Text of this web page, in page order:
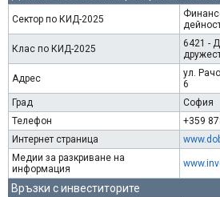
Сектор по КИД-2025
Клас по КИД-2025
6421 -
Адрес
ул.
6
Град
София
Телефон
+359
Интернет страница
Медии за разкриване на
информация
Връзки с инвеститорите